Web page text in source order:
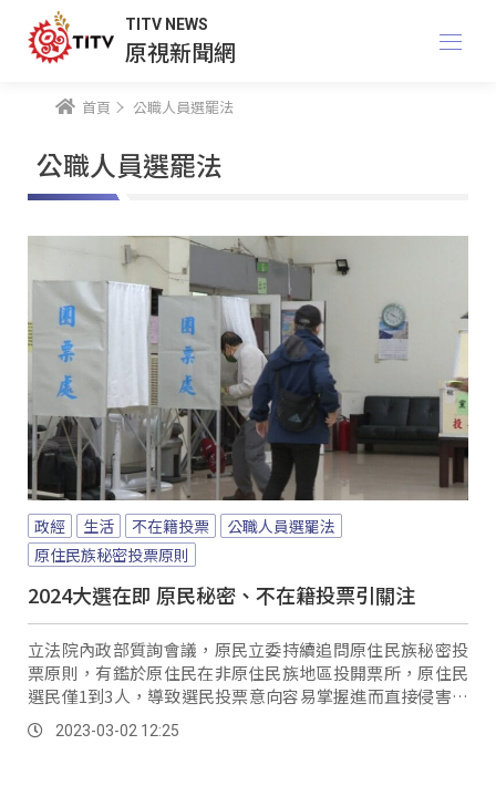
TITV NEWS
原視新聞網
首頁 公職人員選罷法
公職人員選罷法
政經 生活 不在籍投票
公職人員選罷法
原住民族秘密投票原則
2024大選在即 原民秘密、不在籍投票引關注
立法院內政部質詢會議，原民立委持續追問原住民族秘密投
票原則，有鑑於原住民在非原住民族地區投開票所，原住民
選民僅1到3人，導致選民投票意向容易掌握進而直接侵害族
人的秘密投票權，內政部與中選會應重視開票即亮票的問
題。2023-03-02 12:25